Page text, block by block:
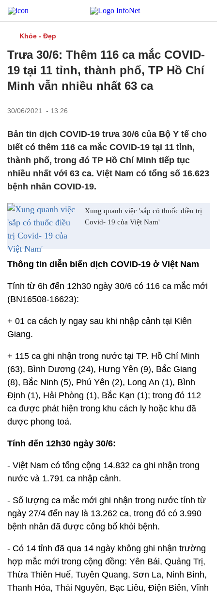
Khỏe - Đẹp
Trưa 30/6: Thêm 116 ca mắc COVID-
19 tại 11 tỉnh, thành phố, TP Hồ Chí
Minh vẫn nhiều nhất 63 ca
30/06/2021 - 13:26
Bản tin dịch COVID-19 trưa 30/6 của Bộ Y tế cho
biết có thêm 116 ca mắc COVID-19 tại 11 tỉnh,
thành phố, trong đó TP Hồ Chí Minh tiếp tục
nhiều nhất với 63 ca. Việt Nam có tổng số 16.623
bệnh nhân COVID-19.
Xung quanh việc 'sắp có thuốc điều trị
Covid- 19 của Việt Nam'
Thông tin diễn biến dịch COVID-19 ở Việt Nam
Tính từ 6h đến 12h30 ngày 30/6 có 116 ca mắc mới
(BN16508-16623):
+ 01 ca cách ly ngay sau khi nhập cảnh tại Kiên
Giang.
+ 115 ca ghi nhận trong nước tại TP. Hồ Chí Minh
(63), Bình Dương (24), Hưng Yên (9), Bắc Giang
(8), Bắc Ninh (5), Phú Yên (2), Long An (1), Bình
Định (1), Hải Phòng (1), Bắc Kạn (1); trong đó 112
ca được phát hiện trong khu cách ly hoặc khu đã
được phong toả.
Tính đến 12h30 ngày 30/6:
- Việt Nam có tổng cộng 14.832 ca ghi nhận trong
nước và 1.791 ca nhập cảnh.
- Số lượng ca mắc mới ghi nhận trong nước tính từ
ngày 27/4 đến nay là 13.262 ca, trong đó có 3.990
bệnh nhân đã được công bố khỏi bệnh.
- Có 14 tỉnh đã qua 14 ngày không ghi nhận trường
hợp mắc mới trong cộng đồng: Yên Bái, Quảng Trị,
Thừa Thiên Huế, Tuyên Quang, Sơn La, Ninh Bình,
Thanh Hóa, Thái Nguyên, Bạc Liêu, Điện Biên, Vĩnh